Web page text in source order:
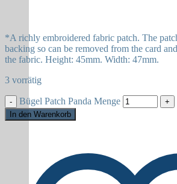
*A richly embroidered fabric patch. The
backing so can be removed from the card
the fabric. Height: 45mm. Width: 47mm.
3 vorrätig
Bügel Patch Panda Menge
In den Warenkorb